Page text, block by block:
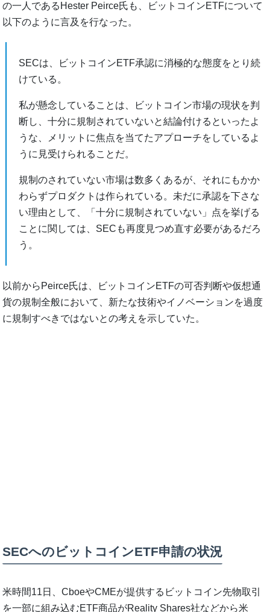
の一人であるHester Peirce氏も、ビットコインETFについて
以下のように言及を行なった。
SECは、ビットコインETF承認に消極的な態度をとり続
けている。
私が懸念していることは、ビットコイン市場の現状を判
断し、十分に規制されていないと結論付けるといったよ
うな、メリットに焦点を当てたアプローチをしているよ
うに見受けられることだ。
規制のされていない市場は数多くあるが、それにもかか
わらずプロダクトは作られている。未だに承認を下さな
い理由として、「十分に規制されていない」点を挙げる
ことに関しては、SECも再度見つめ直す必要があるだろ
う。
以前からPeirce氏は、ビットコインETFの可否判断や仮想通
貨の規制全般において、新たな技術やイノベーションを過度
に規制すべきではないとの考えを示していた。
SECへのビットコインETF申請の状況
米時間11日、CboeやCMEが提供するビットコイン先物取引
を一部に組み込むETF商品がReality Shares社などから米